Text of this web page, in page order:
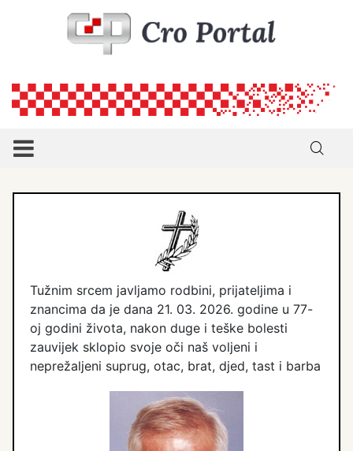
Tužnim srcem javljamo rodbini, prijateljima i
znancima da je dana 21. 03. 2026. godine u 77-
oj godini života, nakon duge i teške bolesti
zauvijek sklopio svoje oči naš voljeni i
neprežaljeni suprug, otac, brat, djed, tast i barba